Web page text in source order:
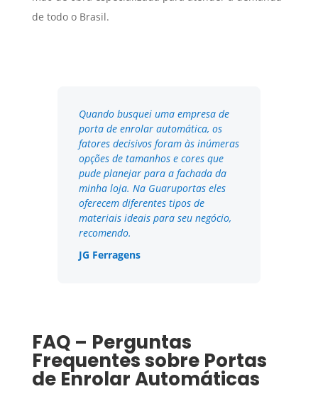
de todo o Brasil.
Quando busquei uma empresa de
porta de enrolar automática, os
fatores decisivos foram às inúmeras
opções de tamanhos e cores que
pude planejar para a fachada da
minha loja. Na Guaruportas eles
oferecem diferentes tipos de
materiais ideais para seu negócio,
recomendo.
JG Ferragens
FAQ – Perguntas
Frequentes sobre Portas
de Enrolar Automáticas